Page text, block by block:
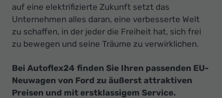
auf eine elektrifizierte Zukunft setzt das
Unternehmen alles daran, eine verbesserte Welt
zu schaffen, in der jeder die Freiheit hat, sich frei
zu bewegen und seine Träume zu verwirklichen.
Bei Autoflex24 finden Sie Ihren passenden EU-
Neuwagen von Ford zu äußerst attraktiven
Preisen und mit erstklassigem Service.